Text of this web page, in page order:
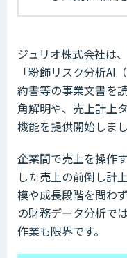
ジュリオ株式会社は
「粉飾リスク分析AI
約書等の事業文書を
角解明や、売上計上
機能を提供開始しまし
企業間で売上を操作
した売上の前倒し計
模や成長段階を問わ
の財務データ分析で
作業も限界です。